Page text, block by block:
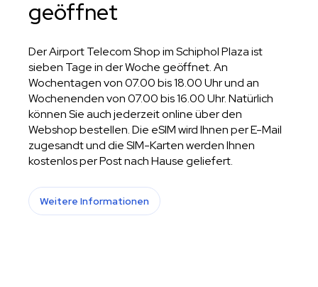
geöffnet
Der Airport Telecom Shop im Schiphol Plaza ist
sieben Tage in der Woche geöffnet. An
Wochentagen von 07.00 bis 18.00 Uhr und an
Wochenenden von 07.00 bis 16.00 Uhr. Natürlich
können Sie auch jederzeit online über den
Webshop bestellen. Die eSIM wird Ihnen per E-Mail
zugesandt und die SIM-Karten werden Ihnen
kostenlos per Post nach Hause geliefert.
Weitere Informationen